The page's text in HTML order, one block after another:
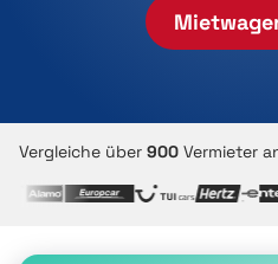
Vergleiche über 900 Vermieter